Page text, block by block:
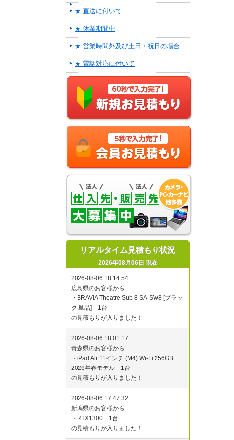
★ 直送に付いて
★ 休業期間中
★ 営業時間外及び土日・祝日の場合
★ 電話対応に付いて
リアルタイム見積もり状況
2026年08月06日 現在